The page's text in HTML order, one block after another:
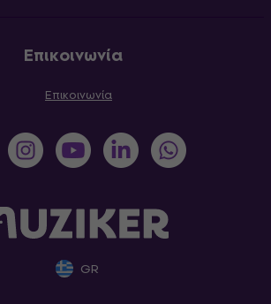
Επικοινωνία
Επικοινωνία
GR